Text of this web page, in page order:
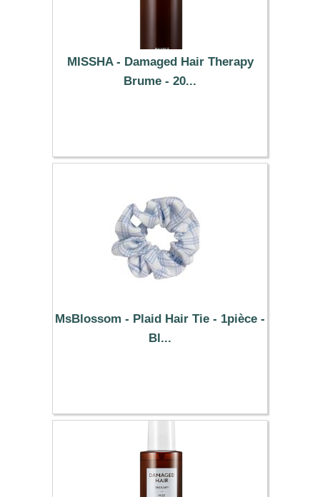
MISSHA - Damaged Hair Therapy
Brume - 20...
MsBlossom - Plaid Hair Tie - 1pièce -
Bl...